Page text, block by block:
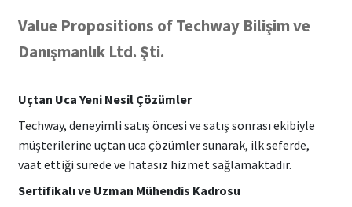
Value Propositions of Techway Bilişim ve
Danışmanlık Ltd. Şti.
Uçtan Uca Yeni Nesil Çözümler
Techway, deneyimli satış öncesi ve satış sonrası ekibiyle
müşterilerine uçtan uca çözümler sunarak, ilk seferde,
vaat ettiği sürede ve hatasız hizmet sağlamaktadır.
Sertifikalı ve Uzman Mühendis Kadrosu